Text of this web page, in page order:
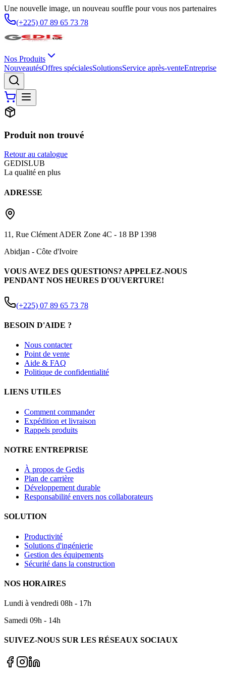
Une nouvelle image, un nouveau souffle pour vous nos partenaires
(+225) 07 89 65 73 78
Nos Produits
NouveautésOffres spécialesSolutionsService après-venteEntreprise
Produit non trouvé
Retour au catalogue
GEDISLUB
La qualité en plus
ADRESSE
11, Rue Clément ADER Zone 4C - 18 BP 1398
Abidjan - Côte d'Ivoire
VOUS AVEZ DES QUESTIONS? APPELEZ-NOUS
PENDANT NOS HEURES D'OUVERTURE!
(+225) 07 89 65 73 78
BESOIN D'AIDE ?
Nous contacter
Point de vente
Aide & FAQ
Politique de confidentialité
LIENS UTILES
Comment commander
Expédition et livraison
Rappels produits
NOTRE ENTREPRISE
À propos de Gedis
Plan de carrière
Développement durable
Responsabilité envers nos collaborateurs
SOLUTION
Productivité
Solutions d'ingénierie
Gestion des équipements
Sécurité dans la construction
NOS HORAIRES
Lundi à vendredi 08h - 17h
Samedi 09h - 14h
SUIVEZ-NOUS SUR LES RÉSEAUX SOCIAUX